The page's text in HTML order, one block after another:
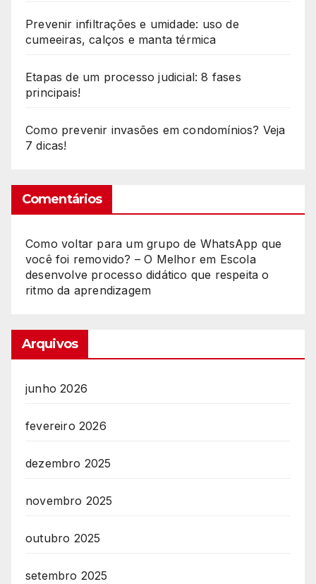
Prevenir infiltrações e umidade: uso de
cumeeiras, calços e manta térmica
Etapas de um processo judicial: 8 fases
principais!
Como prevenir invasões em condomínios? Veja
7 dicas!
Comentários
Como voltar para um grupo de WhatsApp que
você foi removido? – O Melhorem Escola
desenvolve processo didático que respeita o
ritmo da aprendizagem
Arquivos
junho 2026
fevereiro 2026
dezembro 2025
novembro 2025
outubro 2025
setembro 2025